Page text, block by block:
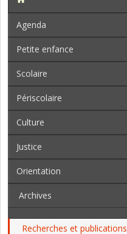
Agenda
Petite enfance
Scolaire
Périscolaire
Culture
Justice
Orientation
Archives
Recherches et publications